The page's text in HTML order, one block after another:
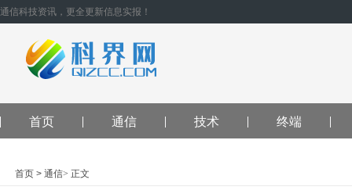
通信科技资讯，更全更新信息实报！
首页 通信 技术 终端
首页 > 通信> 正文